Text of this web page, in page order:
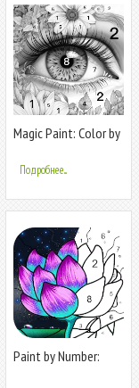
Magic Paint: Color by
Подробнее...
Paint by Number: